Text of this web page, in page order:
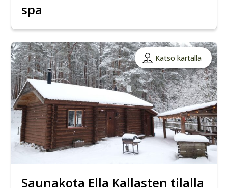
spa
Katso kartalla
Saunakota Ella Kallasten tilalla